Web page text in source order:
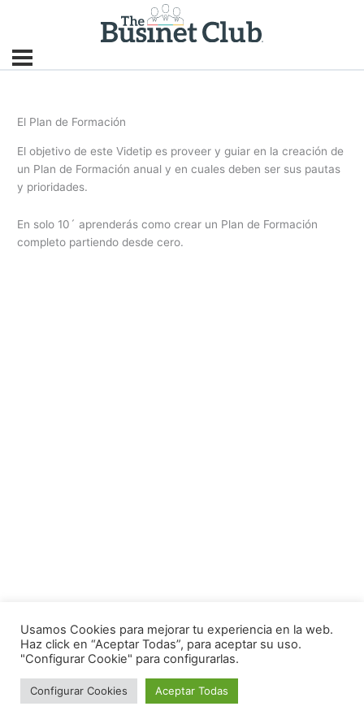
El Plan de Formación
El objetivo de este Videtip es proveer y guiar en la creación de
un Plan de Formación anual y en cuales deben ser sus pautas
y prioridades.
En solo 10´ aprenderás como crear un Plan de Formación
completo partiendo desde cero.
Usamos Cookies para mejorar tu experiencia en la web.
Haz click en “Aceptar Todas”, para aceptar su uso.
"Configurar Cookie" para configurarlas.
Configurar Cookies Aceptar Todas